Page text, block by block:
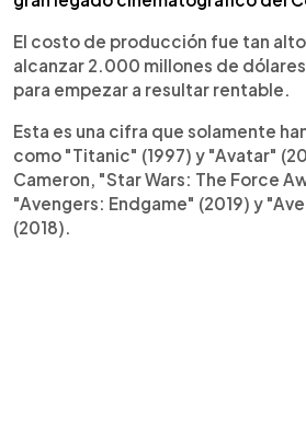
El costo de producción fue tan
alcanzar 2.000 millones de
para empezar a resultar rentable.
Esta es una cifra que solamente
como "Titanic" (1997) y "Avatar"
Cameron, "Star Wars: The Force
"Avengers: Endgame" (2019) y
(2018).